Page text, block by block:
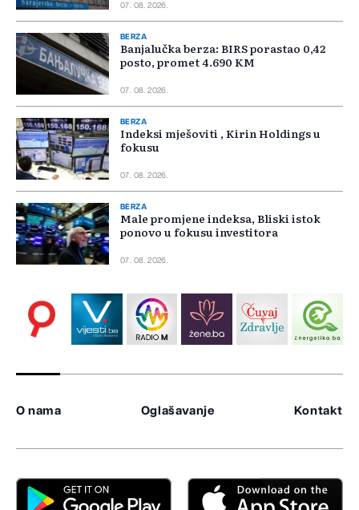
07. 08. 2026.
BERZA
Banjalučka berza: BIRS porastao 0,42
posto, promet 4.690 KM
07. 08. 2026.
BERZA
Indeksi mješoviti , Kirin Holdings u
fokusu
07. 08. 2026.
BERZA
Male promjene indeksa, Bliski istok
ponovo u fokusu investitora
07. 08. 2026.
O nama Oglašavanje Kontakt